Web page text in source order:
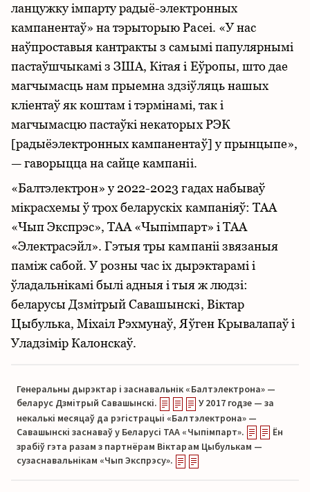
ланцужку імпарту радыё-электронных
кампанентаў» на тэрыторыю Расеі. «У нас
наўпроставыя кантракты з самымі папулярнымі
пастаўшчыкамі з ЗША, Кітая і Еўропы, што дае
магчымасць нам прыемна здзіўляць нашых
кліентаў як коштам і тэрмінамі, так і
магчымасцю пастаўкі некаторых РЭК
[радыёэлектронных кампанентаў] у прынцыпе»,
— гаворыцца на сайце кампаніі.
«Балтэлектрон» у 2022-2023 гадах набываў
мікрасхемы ў трох беларускіх кампаніяў: ТАА
«Чып Экспрэс», ТАА «Чыпімпарт» і ТАА
«Электрасэйл». Гэтыя тры кампаніі звязаныя
паміж сабой. У розны час іх дырэктарамі і
ўладальнікамі былі адныя і тыя ж людзі:
беларусы Дзмітрый Савашынскі, Віктар
Цыбулька, Міхаіл Рэхмунаў, Яўген Крывалапаў і
Уладзімір Калонскаў.
Генеральны дырэктар і заснавальнік «Балтэлектрона» —
беларус Дзмітрый Савашынскі.
У 2017 годзе — за
некалькі месяцаў да рэгістрацыі «Балтэлектрона» —
Савашынскі заснаваў у Беларусі ТАА «Чыпімпарт».
Ён
зрабіў гэта разам з партнёрам Віктарам Цыбулькам —
сузаснавальнікам «Чып Экспрэсу».